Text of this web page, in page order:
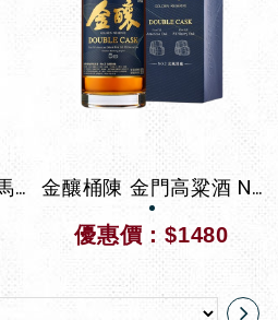
金城廠老窖酒 10公升馬到成功員工專供酒 金釀桶陳 金門高粱酒 No.2 北風烈魄
優惠價：$1480